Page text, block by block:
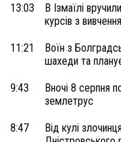
13:03
В Ізмаїлі
курсів з
11:21
Воїн з
шахеди та
9:43
Вночі 8 серпня
землетрус
8:47
Від кулі